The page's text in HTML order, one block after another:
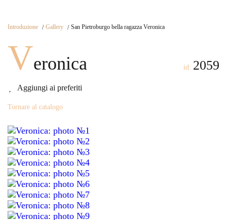
Introduzione Gallery San Pietroburgo bella ragazza Veronica
Veronica
Aggiungi ai preferiti
id: 2059
Tornare al catalogo